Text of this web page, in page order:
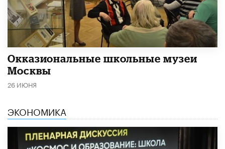
​Окказиональные школьные музеи
Москвы
26 ИЮНЯ
ЭКОНОМИКА